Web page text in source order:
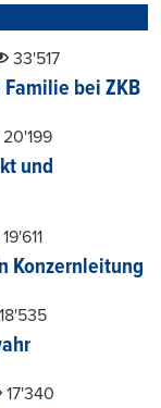
33'517
bei ZKB
20'199
und
19'611
Konzernleitung
18'535
17'340